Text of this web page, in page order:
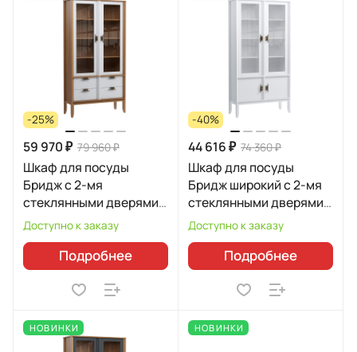
-25%
59 970 ₽ 79 960 ₽
Шкаф для посуды
Бридж с 2-мя
стеклянными дверями и
4-мя ящиками 92204
Доступно к заказу
Подробнее
-40%
44 616 ₽ 74 360 ₽
Шкаф для посуды
Бридж широкий с 2-мя
стеклянными дверями и
2-мя глухими дверями
91220
Доступно к заказу
Подробнее
НОВИНКИ НОВИНКИ